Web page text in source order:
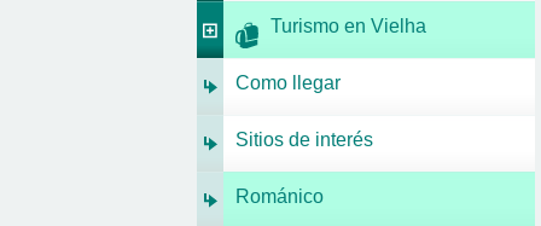
Turismo en Vielha
Como llegar
Sitios de interés
Románico